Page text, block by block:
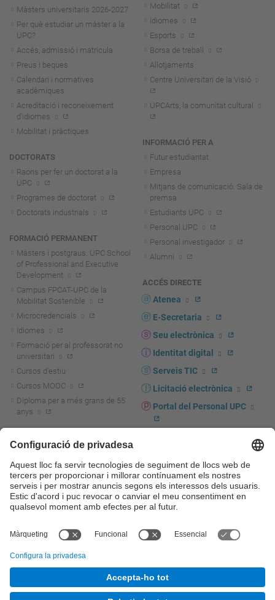
Màsters universitaris 2026-2027
Per què estudiar un màster a la
UPC?
Accés, admissió i matrícula
Preus i beques
Calendari i normatives
acadèmiques
Acreditació i reconeixement
d'idiomes
Mobilitat i pràctiques
DOCTORATS
Raons per fer un doctorat a la
UPC
Programes de doctorat
Doctorats industrials
FORMACIÓ PERMANENT
Màsters i postgraus. UPC School
of Professional and Executive
Development
Campus FPCAT-UPC de la
Mobilitat Sostenible
Microcredencials
Idiomes
Formació per al professorat no
universitari
Cursos d'estiu
Cursos MOOC
Diploma per a més grans de 55
anys
Actualitat R+D+I
La recerca a la UPC
La transferència, l'emprenedoria i
la innovació a la UPC
Foment i suport a la recerca
transferència, l'emprenedoria i la
Serveis per a empreses
Mobilitat
Idiomes
Esports
Borsa de treball
Allotjaments
Centre Universitari de la Visió
UPCArts, la comunitat cultural
INFORMACIÓ PER A
Futur estudiantat
Empresa
Mitjans de comunicació. Sala de
premsa
Estudiants UPC
Personal UPC
Personal investigador
Alumni
ACCÉS DIRECTE
Atenea
E-Secretaria
Seu electrònica
Identitat digital
Serveis TIC
Licitació electrònica
Portal del Personal UPC
UPCshop, marxandatge
Sala de premsa
Seguretat i salut